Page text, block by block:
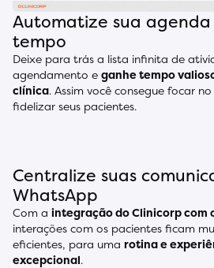
Automatize sua
tempo
Deixe para trás a lista infinita de
agendamento e ganhe tempo
clínica. Assim você consegue focar
fidelizar seus pacientes.
Centralize suas
WhatsApp
Com a integração do Clinicorp com
interações com os pacientes ficam
eficientes, para uma rotina e
excepcional.